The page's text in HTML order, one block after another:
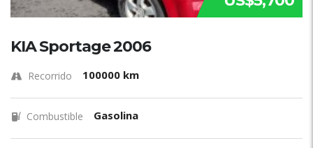
KIA Sportage 2006
Recorrido 100000 km
Combustible Gasolina